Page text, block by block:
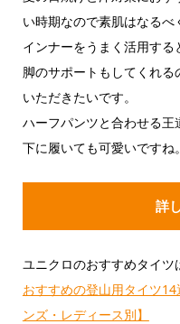
い時期なので素肌はなるべ
インナーをうまく活用する
脚のサポートもしてくれ
いただきたいです。
ハーフパンツと合わせる
下に履いても可愛いですね
詳
ユニクロのおすすめタイツ
おすすめの登山用タイツ
ンズ・レディース別】